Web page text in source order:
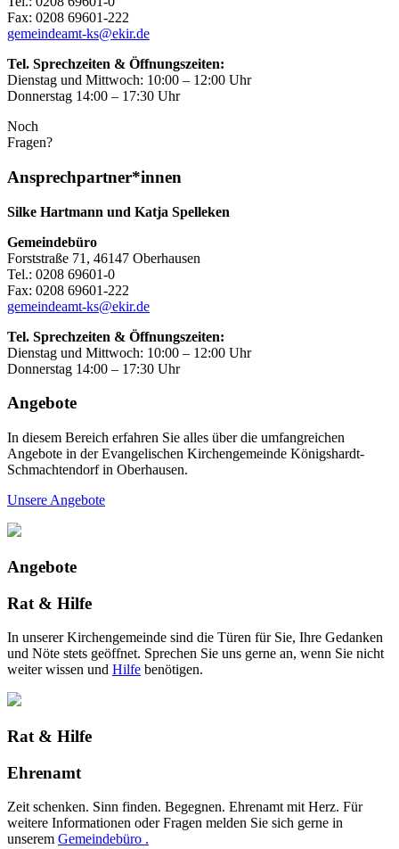
Fax: 0208 69601-222
gemeindeamt-ks@ekir.de
Tel. Sprechzeiten & Öffnungszeiten:
Dienstag und Mittwoch: 10:00 – 12:00 Uhr
Donnerstag 14:00 – 17:30 Uhr
Noch
Fragen?
Ansprechpartner*innen
Silke Hartmann und Katja Spelleken
Gemeindebüro
Forststraße 71, 46147 Oberhausen
Tel.: 0208 69601-0
Fax: 0208 69601-222
gemeindeamt-ks@ekir.de
Tel. Sprechzeiten & Öffnungszeiten:
Dienstag und Mittwoch: 10:00 – 12:00 Uhr
Donnerstag 14:00 – 17:30 Uhr
Angebote
In diesem Bereich erfahren Sie alles über die umfangreichen
Angebote in der Evangelischen Kirchengemeinde Königshardt-
Schmachtendorf in Oberhausen.
Unsere Angebote
Angebote
Rat & Hilfe
In unserer Kirchengemeinde sind die Türen für Sie, Ihre Gedanken
und Nöte stets geöffnet. Sprechen Sie uns gerne an, wenn Sie nicht
weiter wissen und Hilfe benötigen.
Rat & Hilfe
Ehrenamt
Zeit schenken. Sinn finden. Begegnen. Ehrenamt mit Herz. Für
weitere Informationen oder Fragen melden Sie sich gerne in
unserem Gemeindebüro .